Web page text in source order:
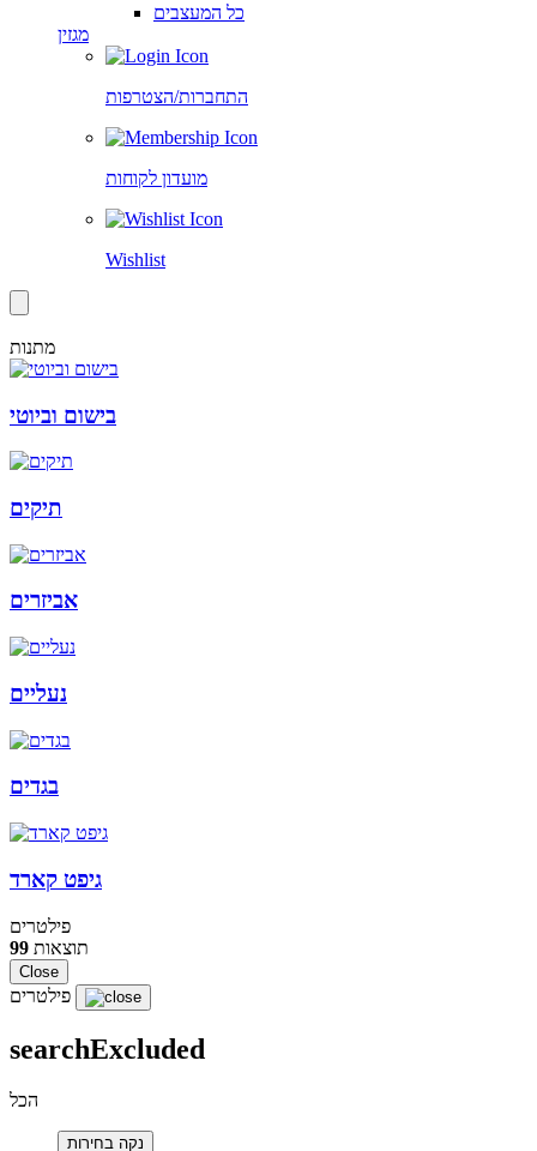
כל המעצבים
מגזין
התחברות/הצטרפות
מועדון לקוחות
Wishlist
מתנות
בישום וביוטי
תיקים
אביזרים
נעליים
בגדים
גיפט קארד
פילטרים
99 תוצאות
Close
searchExcluded
הכל
נקה בחירות